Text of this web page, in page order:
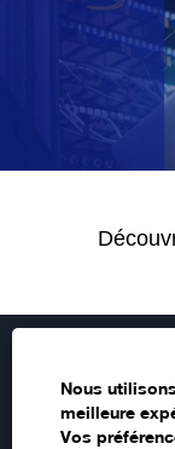
Nous
meilleure
Vos